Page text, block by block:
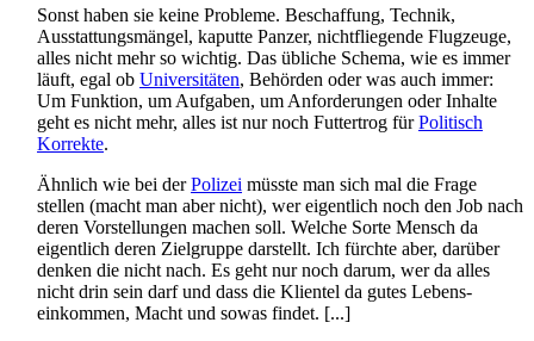
Sonst haben sie keine Probleme. Beschaffung, Technik,
Ausstattungs­mängel, kaputte Panzer, nicht­fliegende Flugzeuge,
alles nicht mehr so wichtig. Das übliche Schema, wie es immer
läuft, egal ob Universitäten, Behörden oder was auch immer:
Um Funktion, um Aufgaben, um Anforderungen oder Inhalte
geht es nicht mehr, alles ist nur noch Futtertrog fürPolitisch
Korrekte.
Ähnlich wie bei derPolizei müsste man sich mal die Frage
stellen (macht man aber nicht), wer eigentlich noch den Job nach
deren Vorstellungen machen soll. Welche Sorte Mensch da
eigentlich deren Zielgruppe darstellt. Ich fürchte aber, darüber
denken die nicht nach. Es geht nur noch darum, wer da alles
nicht drin sein darf und dass die Klientel da gutes Lebens­
einkommen, Macht und sowas findet. [...]